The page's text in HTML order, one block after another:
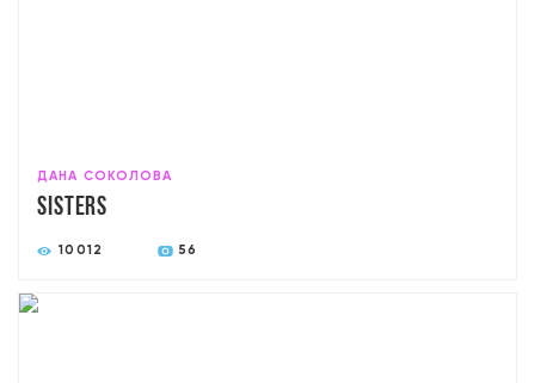
ДАНА СОКОЛОВА
Sisters
10012 56